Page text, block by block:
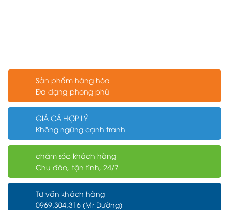
Sản phẩm hàng hóa
Đa dạng phong phú
GIÁ CẢ HỢP LÝ
Không ngừng cạnh tranh
chăm sóc khách hàng
Chu đáo, tận tình, 24/7
Tư vấn khách hàng
0969.304.316 (Mr Dưỡng)